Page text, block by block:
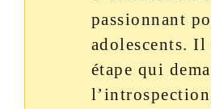
passionnant
adolescents. Il
étape qui